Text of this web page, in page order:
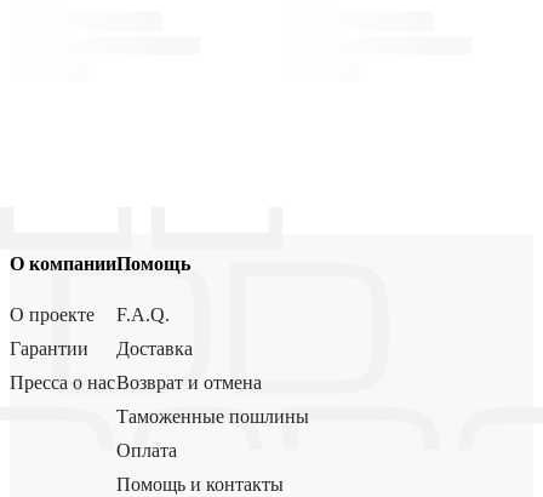
О компании
О проекте
Гарантии
Пресса о нас
Помощь
F.A.Q.
Доставка
Возврат и отмена
Таможенные пошлины
Оплата
Помощь и контакты